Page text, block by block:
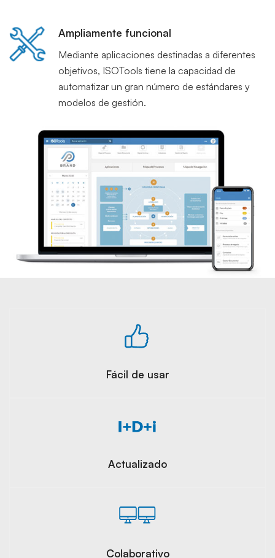
Ampliamente funcional
Mediante aplicaciones destinadas a diferentes
objetivos, ISOTools tiene la capacidad de
automatizar un gran número de estándares y
modelos de gestión.
Fácil de usar
Actualizado
Colaborativo